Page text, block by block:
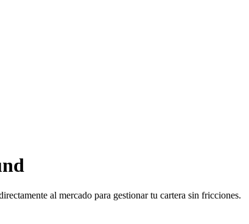
al mercado para gestionar tu cartera sin fricciones.